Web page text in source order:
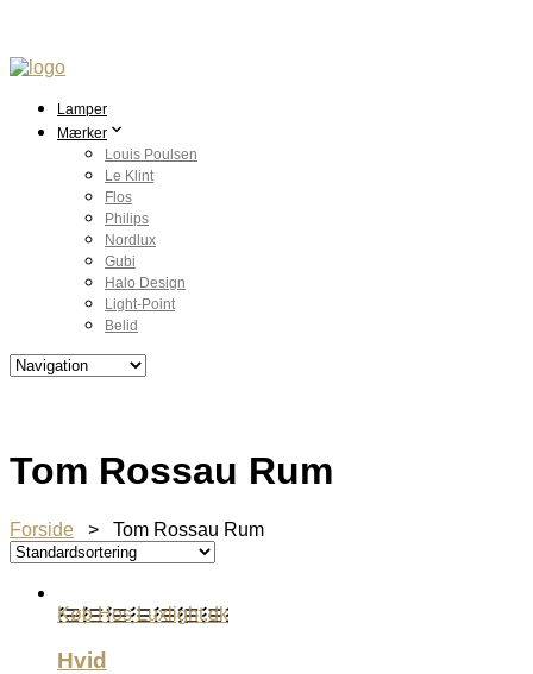
Lamper
Mærker
Louis Poulsen
Le Klint
Flos
Philips
Nordlux
Gubi
Halo Design
Light-Point
Belid
Tom Rossau Rum
Forside > Tom Rossau Rum
Køb Hos Luxlight.dk
Hvid